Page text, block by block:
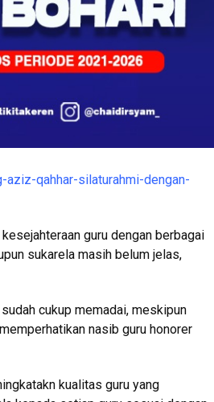
qahhar-silaturahmi-dengan-
guru dengan berbagai
sukarela masih belum jelas,
cukup memadai, meskipun
nasib guru honorer
kualitas guru yang